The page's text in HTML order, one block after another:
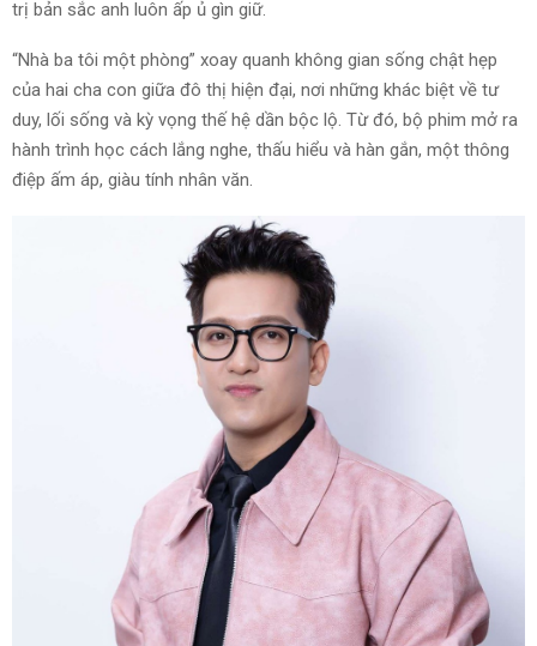
trị bản sắc anh luôn ấp ủ gìn giữ.
“Nhà ba tôi một phòng” xoay quanh không gian sống chật hẹp
của hai cha con giữa đô thị hiện đại, nơi những khác biệt về tư
duy, lối sống và kỳ vọng thế hệ dần bộc lộ. Từ đó, bộ phim mở ra
hành trình học cách lắng nghe, thấu hiểu và hàn gắn, một thông
điệp ấm áp, giàu tính nhân văn.